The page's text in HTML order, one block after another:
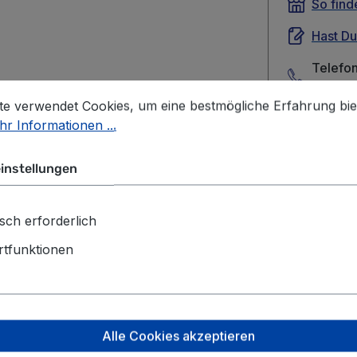
So
Hast
+49
McAddy -Kollektion
Kreativität kennt keine Grenzen. Großer Motiv-
Cookies, um eine bestmögliche Erfahrung
verwendet Cookies, um eine bestmögliche Erfahrung
Informationen ...
erforderlich
Alle Cookies akzeptieren